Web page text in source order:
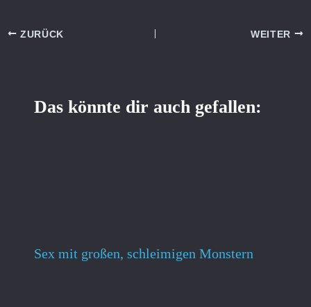
ZURÜCK WEITER
Das könnte dir auch gefallen:
Sex mit großen, schleimigen Monstern